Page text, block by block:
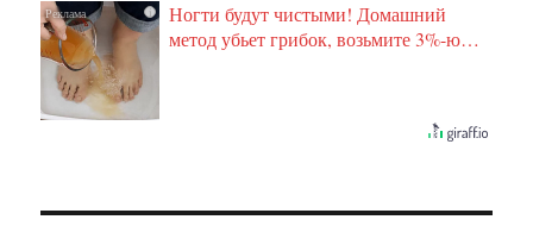
i
Ногти будут чистыми! Домашний
метод убьет грибок, возьмите 3%-ю…